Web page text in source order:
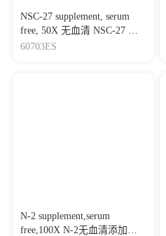
NSC-27 supplement, serum
free, 50X 无血清 NSC-27 添
加剂，等同于B-27
60703ES
N-2 supplement,serum
free,100X N-2无血清添加